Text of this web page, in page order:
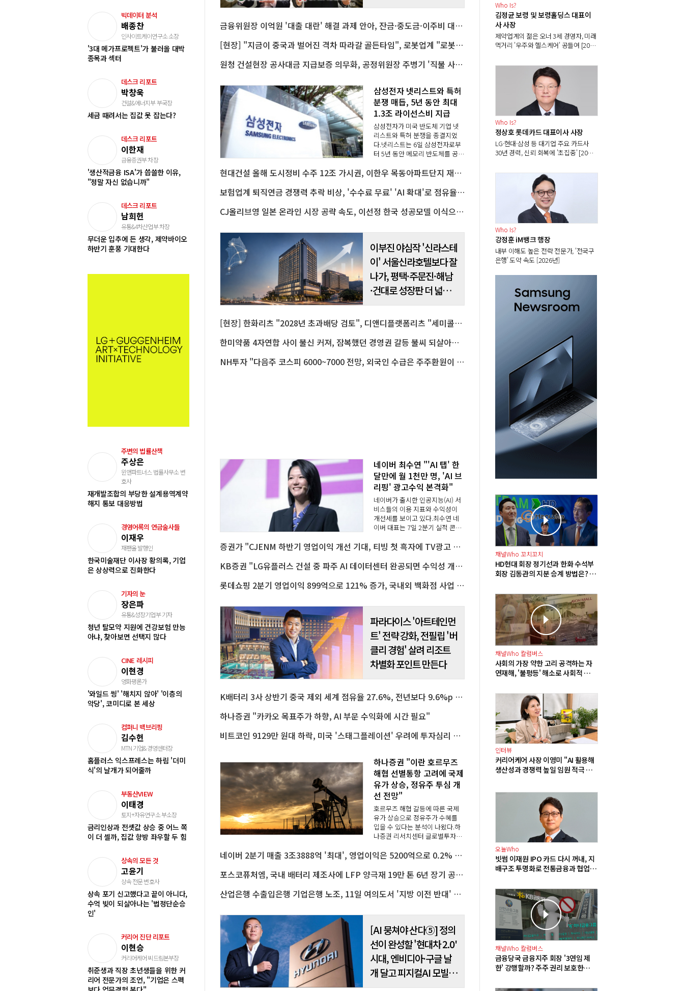
빅데이터 분석
배종찬
인사이트케이연구소 소장
'3대 메가프로젝트'가 불러올 대박
종목과 섹터
데스크 리포트
박창욱
건설&에너지부 부국장
세금 때려서는 집값 못 잡는다?
데스크 리포트
이한재
금융증권부 차장
'생산적금융 ISA'가 씁쓸한 이유,
"정말 자신 없습니까"
데스크 리포트
남희헌
유통&4차산업부 차장
무더운 입추에 든 생각, 제약바이오
하반기 훈풍 기대한다
주변의 법률산책
주상은
윈앤파트너스 법률사무소 변
호사
재개발조합의 부당한 설계용역계약
해지 통보 대응방법
경영어록의 연금술사들
이재우
재팬올 발행인
한국미술재단 이사장 황의록, 기업
은 상상력으로 진화한다
기자의 눈
장은파
유통&성장기업부 기자
청년 탈모약 지원에 건강보험 만능
아냐, 찾아보면 선택지 많다
CINE 레시피
이현경
영화평론가
'와일드 씽' '해치지 않아' '이층의
악당', 코미디로 본 세상
컴퍼니 백브리핑
김수헌
MTN 기업&경영센터장
홈플러스 익스프레스는 하림 '더미
식'의 날개가 되어줄까
부동산VIEW
이태경
토지+자유연구소 부소장
금리인상과 전셋값 상승 중 어느 쪽
이 더 셀까, 집값 향방 좌우할 두 힘
상속의 모든 것
고윤기
상속 전문 변호사
상속 포기 신고했다고 끝이 아니다,
수억 빚이 되살아나는 '법정단순승
인'
커리어 진단 리포트
이현승
커리어케어 씨드림본부장
취준생과 직장 초년생들을 위한 커
리어 전문가의 조언, "기업은 스펙
금융위원장 이억원 '대출 대란' 해결 과제 안아, 잔금·중도금·이주비 대출 길 열어주나
[현장] "지금이 중국과 벌어진 격차 따라갈 골든타임", 로봇업계 "로봇 파운드리 산업 성장축으로 육성해야"
원청 건설현장 공사대금 지급보증 의무화, 공정위원장 주병기 '직불 사각지대' 없앤다
삼성전자 넷리스트와 특허
분쟁 매듭, 5년 동안 최대
1.3조 라이선스비 지급
삼성전자가 미국 반도체 기업 넷
리스트와 특허 분쟁을 종결지었
다.넷리스트는 6일 삼성전자로부
터 5년 동안 메모리 반도체를 공급
폴리오를 이용하도록 하는 합의를
은 최대 1조3천억 원에..
현대건설 올해 도시정비 수주 12조 가시권, 이한우 목동아파트단지 재건축에서 '기념비적 성적' 겨냥
보험업계 퇴직연금 경쟁력 추락 비상, '수수료 무료' 'AI 확대'로 점유율 사수 안간힘
CJ올리브영 일본 온라인 시장 공략 속도, 이선정 한국 성공모델 이식으로 차별화 승부
이부진 야심작 '신라스테
이' 서울신라호텔보다 잘
나가, 평택·주문진·해남
·건대로 성장판 더 넓힌
다
[현장] 한화리츠 "2028년 초과배당 검토", 디앤디플랫폼리츠 "세미콜론 문래 매각으로 특별배당"
한미약품 4자연합 사이 불신 커져, 잠복했던 경영권 갈등 불씨 되살아나나
NH투자 "다음주 코스피 6000~7000 전망, 외국인 수급은 주주환원이 변수"
네이버 최수연 "'AI 탭' 한
달만에 월 1천만 명, 'AI 브
리핑' 광고수익 본격화"
네이버가 출시한 인공지능(AI) 서
비스들의 이용 지표와 수익성이
개선세를 보이고 있다.최수연 네
이버 대표는 7일 2분기 실적 콘퍼
탭은 8월 초 기준 월간 활성 이용
밝혔다.'AI 탭'은 이..
증권가 "CJENM 하반기 영업이익 개선 기대, 티빙 첫 흑자에 TV광고 반등도 눈앞"
KB증권 "LG유플러스 건설 중 파주 AI 데이터센터 완공되면 수익성 개선 견인 전망"
롯데쇼핑 2분기 영업이익 899억으로 121% 증가, 국내외 백화점 사업 호조
파라다이스 '아트테인먼
트' 전략 강화, 전필립 '버
클리 경험' 살려 리조트
차별화 포인트 만든다
K배터리 3사 상반기 중국 제외 세계 점유율 27.6%, 전년보다 9.6%p 감소
하나증권 "카카오 목표주가 하향, AI 부문 수익화에 시간 필요"
비트코인 9129만 원대 하락, 미국 '스태그플레이션' 우려에 투자심리 위축
하나증권 "이란 호르무즈
해협 선별통항 고려에 국제
유가 상승, 정유주 투심 개
선 전망"
호르무즈 해협 갈등에 따른 국제
유가 상승으로 정유주가 수혜를
입을 수 있다는 분석이 나왔다.하
나증권 리서치센터 글로벌투자분
협 통항 규제 법안 추진을 검토한
다"며 "국제유가 반등에 ..
네이버 2분기 매출 3조3888억 '최대', 영업이익은 5200억으로 0.2% 감소
포스코퓨처엠, 국내 배터리 제조사에 LFP 양극재 19만 톤 6년 장기 공급 합의
산업은행 수출입은행 기업은행 노조, 11일 여의도서 '지방 이전 반대' 결의대회
[AI 뭉쳐야 산다⑤] 정의
선이 완성할 '현대차 2.0'
시대, 엔비디아·구글 날
개 달고 피지컬AI 모빌리
티 선두기업 도약
Who Is?
김정균 보령 및 보령홀딩스 대표이
사 사장
제약업계의 젊은 오너 3세 경영자, 미래
먹거리 '우주와 헬스케어' 공들여 [2026
Who Is?
정상호 롯데카드 대표이사 사장
LG·현대·삼성 등 대기업 주요 카드사
30년 경력, 신뢰 회복에 '초집중' [2026
Who Is?
강정훈 iM뱅크 행장
내부 이해도 높은 전략 전문가, '전국구
은행' 도약 속도 [2026년]
채널Who 꼬치꼬치
HD현대 회장 정기선과 한화 수석부
회장 김동관의 지분 승계 방법은? 배
병
채널Who 칼럼버스
사회의 가장 약한 고리 공격하는 자
연재해, '불평등' 해소로 사회적 재
인터뷰
커리어케어 사장 이영미 "AI 활용해
생산성과 경쟁력 높일 임원 적극 영
오늘Who
빗썸 이재원 IPO 카드 다시 꺼내, 지
배구조 투명화로 전통금융과 협업
채널Who 칼럼버스
금융당국 금융지주 회장 '3연임 제
한' 강행할까? 주주 권리 보호한다던